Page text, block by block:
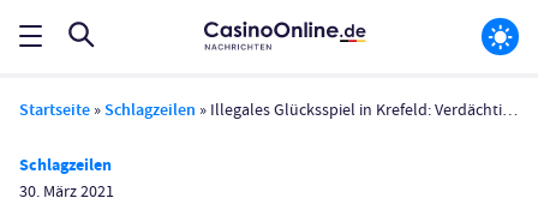
Startseite »Schlagzeilen » Illegales Glücksspiel in Krefeld: Verdächtiger nach Flucht aufs Dach schwer verletzt
Schlagzeilen
30. März 2021